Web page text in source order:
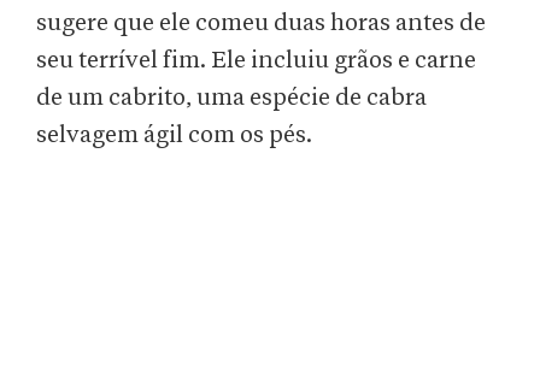
sugere que ele comeu duas horas antes de
seu terrível fim. Ele incluiu grãos e carne
de um cabrito, uma espécie de cabra
selvagem ágil com os pés.